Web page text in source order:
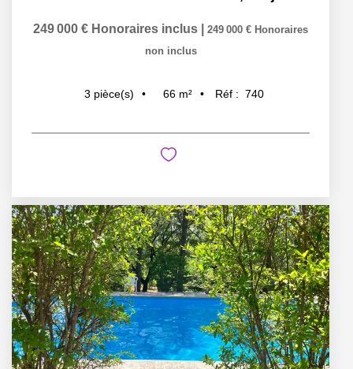
249 000 € Honoraires inclus 249 000 € Honoraires
non inclus
3 pièce(s) 66 m² Réf : 740